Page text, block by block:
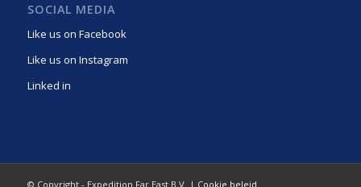
SOCIAL MEDIA
Like us on Facebook
Like us on Instagram
Linked in
© Copyright - Expedition Far East B.V. | Cookie beleid